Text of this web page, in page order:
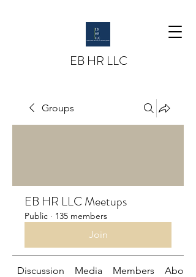
EB HR LLC
Groups
EB HR LLC Meetups
Public · 135 members
Join
Discussion Media Members About